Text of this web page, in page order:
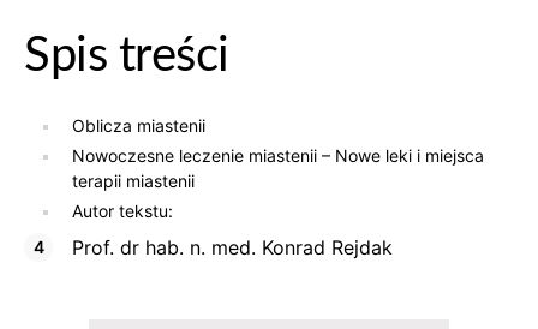
Spis treści
Oblicza miastenii
Nowoczesne leczenie miastenii – Nowe leki i miejsca
terapii miastenii
Autor tekstu:
Prof. dr hab. n. med. Konrad Rejdak